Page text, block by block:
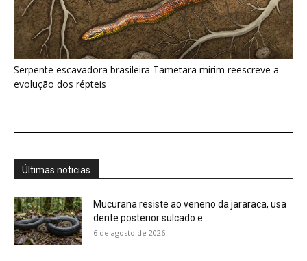
6 de agosto de 2026
O engenheiro que aprendeu nheengatu criou
o primeiro museu botânico da...
6 de agosto de 2026
Soldadinho-do-araripe pode virar símbolo
6 de agosto de 2026